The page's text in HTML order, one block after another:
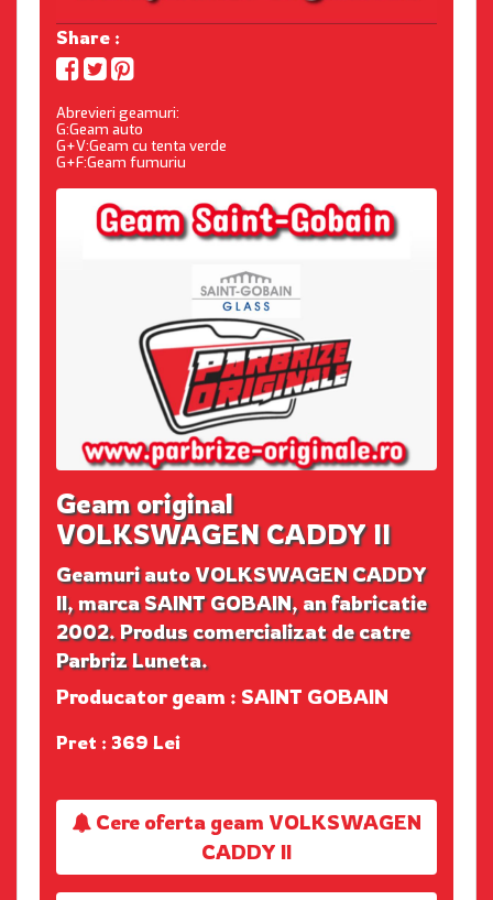
Share :
Abrevieri geamuri:
G:Geam auto
G+V:Geam cu tenta verde
G+F:Geam fumuriu
Geam original
VOLKSWAGEN CADDY II
Geamuri auto VOLKSWAGEN CADDY
II, marca SAINT GOBAIN, an fabricatie
2002. Produs comercializat de catre
Parbriz Luneta.
Producator geam : SAINT GOBAIN
Pret : 369 Lei
Cere oferta geam VOLKSWAGEN
CADDY II